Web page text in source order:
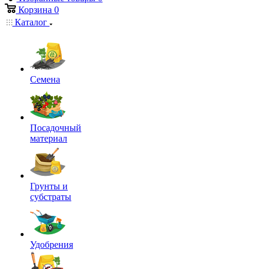
Корзина 0
Каталог
Семена
Посадочный
материал
Грунты и
субстраты
Удобрения